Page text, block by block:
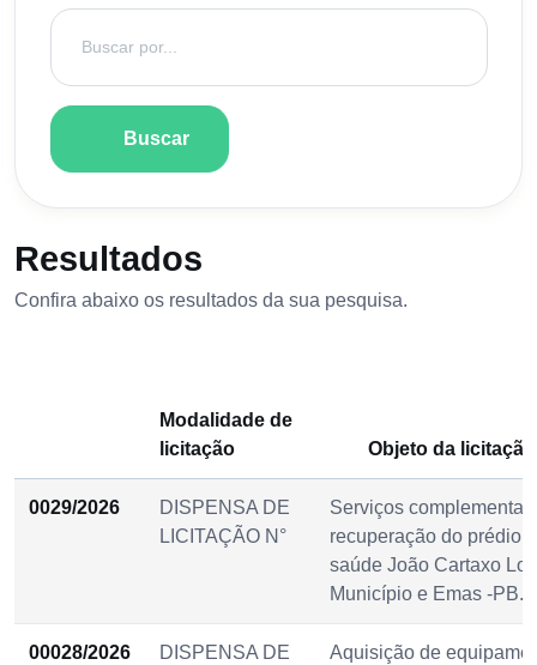
Buscar
Resultados
Confira abaixo os resultados da sua pesquisa.
Modalidade de
licitação
Objeto da licitação
0029/2026
DISPENSA DE
LICITAÇÃO N°
Serviços
recuperação do prédio
saúde João Cartaxo
Município e Emas -PB.
00028/2026
DISPENSA DE
Aquisição de